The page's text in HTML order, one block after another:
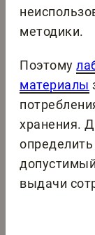
методики.
Поэтому
материалы
хранения.
выдачи